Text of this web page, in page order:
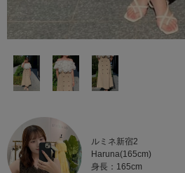
ルミネ新宿2
Haruna(165cm)
身長：165cm